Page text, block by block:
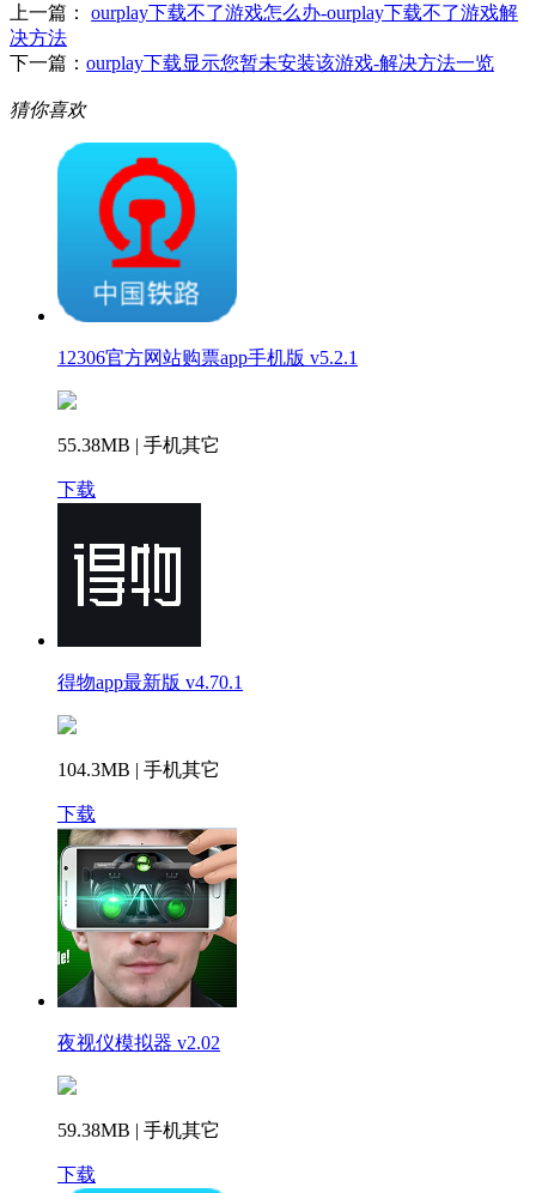
上一篇：
ourplay下载不了游戏怎么办-ourplay下载不了游戏解
决方法
下一篇： ourplay下载显示您暂未安装该游戏-解决方法一览
猜你喜欢
12306官方网站购票app手机版 v5.2.1
55.38MB | 手机其它
下载
得物app最新版 v4.70.1
104.3MB | 手机其它
下载
夜视仪模拟器 v2.02
59.38MB | 手机其它
下载